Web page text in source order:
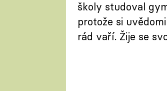
školy studoval
protože si
rád vaří. Žije se